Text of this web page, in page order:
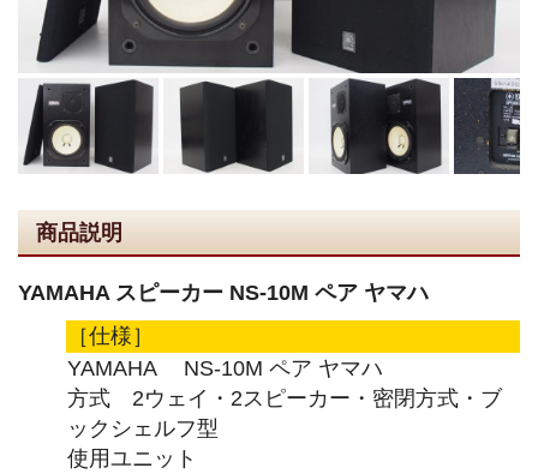
商品説明
YAMAHA スピーカー NS-10M ペア ヤマハ
［仕様］
YAMAHA NS-10M ペア ヤマハ
方式 2ウェイ・2スピーカー・密閉方式・ブ
ックシェルフ型
使用ユニット